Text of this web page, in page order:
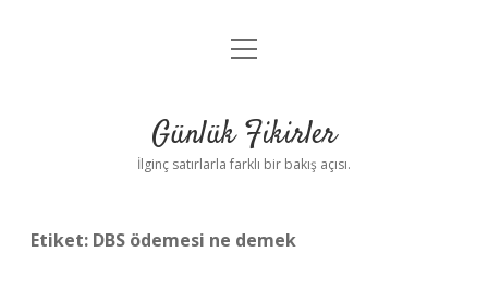
Anasayfa
Yasal Uyarı
menüyü
Günlük Fikirler
İlginç satırlarla farklı bir bakış açısı.
Etiket: DBS ödemesi ne demek